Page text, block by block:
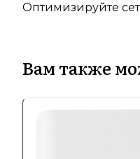
Оптимизируйте
Вам также